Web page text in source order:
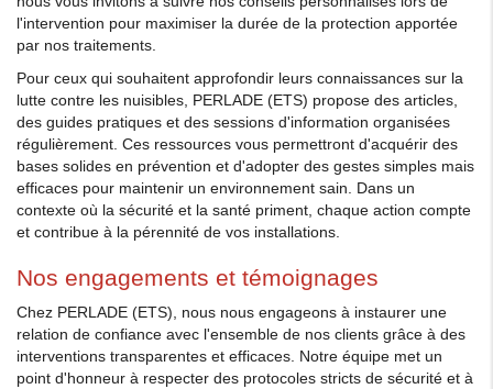
l'intervention pour maximiser la durée de la protection apportée
par nos traitements.
Pour ceux qui souhaitent approfondir leurs connaissances sur la
lutte contre les nuisibles, PERLADE (ETS) propose des articles,
des guides pratiques et des sessions d'information organisées
régulièrement. Ces ressources vous permettront d'acquérir des
bases solides en prévention et d'adopter des gestes simples mais
efficaces pour maintenir un environnement sain. Dans un
contexte où la sécurité et la santé priment, chaque action compte
et contribue à la pérennité de vos installations.
Nos engagements et témoignages
Chez PERLADE (ETS), nous nous engageons à instaurer une
relation de confiance avec l'ensemble de nos clients grâce à des
interventions transparentes et efficaces. Notre équipe met un
point d'honneur à respecter des protocoles stricts de sécurité et à